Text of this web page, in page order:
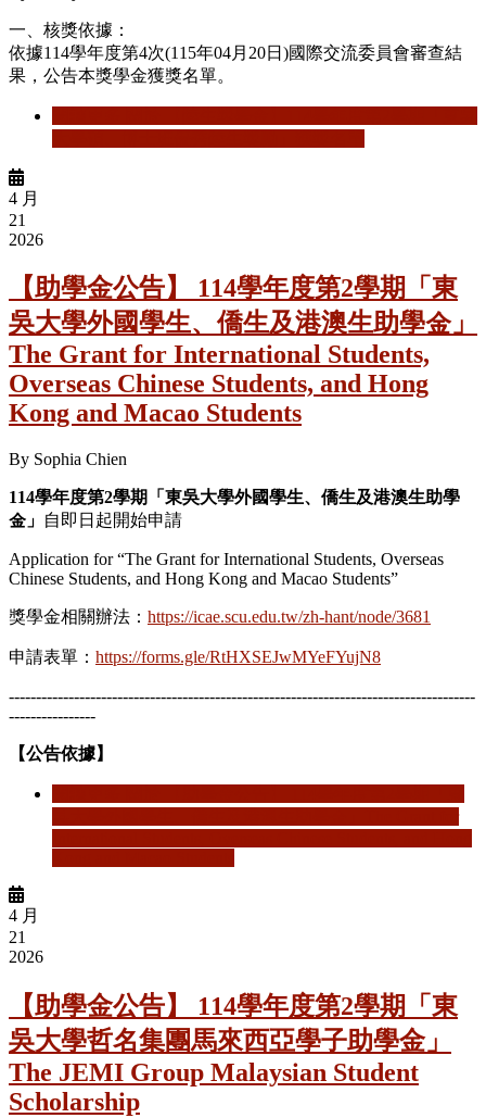
一、核獎依據：
依據114學年度第4次(115年04月 20日 )國際交流委員會審查結
果，公告本獎學金獲獎名單。
4 月
21
2026
【助學金公告】 114學年度第2學期「東
吳大學外國學生、僑生及港澳生助學金」
The Grant for International Students,
Overseas Chinese Students, and Hong
Kong and Macao Students
By Sophia Chien
114學年度第2學期「東吳大學外國學生、僑生及港澳生助學
金」 自即日起開始申請
Application for “The Grant for International Students, Overseas
Chinese Students, and Hong Kong and Macao Students”
獎學金相關辦法： https://icae.scu.edu.tw/zh-hant/node/3681
申請表單： https://forms.gle/RtHXSEJwMYeFYujN8
--------------------------------------------------------------------------------------
----------------
【公告依據】
4 月
21
2026
【助學金公告】 114學年度第2學期「東
吳大學哲名集團馬來西亞學子助學金」
The JEMI Group Malaysian Student
Scholarship